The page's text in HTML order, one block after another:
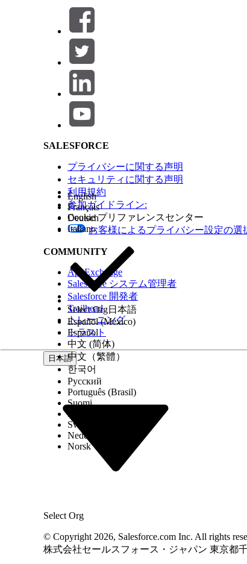
メールプリファレンスセンターのページやメールの
トすると、確認ページに再登録ボタンが表示されま
変更するには、次の手順に従ってください。
登録解除ページに使用しているレイアウトテンプレー
. 次の JavaScript コードをレイアウトテンプレートの
<script type="text/javascript" src="/js/jquery/
$(document).ready(function(){
var span = $('form.form p.submit');
. 「YOUR TRANSLATED TEXT」を登録解除ボタンに
完了したらレイアウトテンプレートを保存します。
メールプリファレンスページ：その
登録解除リンクのテキスト、登録解除確認のテキス
ジ、オプトアウトのメッセージを更新するには、メー
. 更新するメールプリファレンスページを編集します。
Lightning の場合: [Account Engagement メール]
スタンドアロンの場合: [マーケティング] | [ メー
. [フォームコンテンツ] と [お礼メッセージ] セクショ
SALESFORCE
プライバシーに関する声明
セキュリティに関する声明
利用規約
参加ガイドライン:
Cookie プリファレンスセンター
お客様によるプライバシー設定の選
COMMUNITY
AppExchange
Salesforce システム管理者
Salesforce 開発者
Trailhead
トレーニング
トラスト
日本語
Select Org
English
Français
Deutsch
Italiano
Select Org日本語
Español (México)
Español
中文 (简体)
中文（繁體）
한국어
Русский
Português (Brasil)
Suomi
Dansk
Svenska
Nederlands
Norsk
© Copyright 2026, Salesforce.com Inc. All rights
株式会社セールスフォース・ジャパン 東京都
Salesforce Help | Article